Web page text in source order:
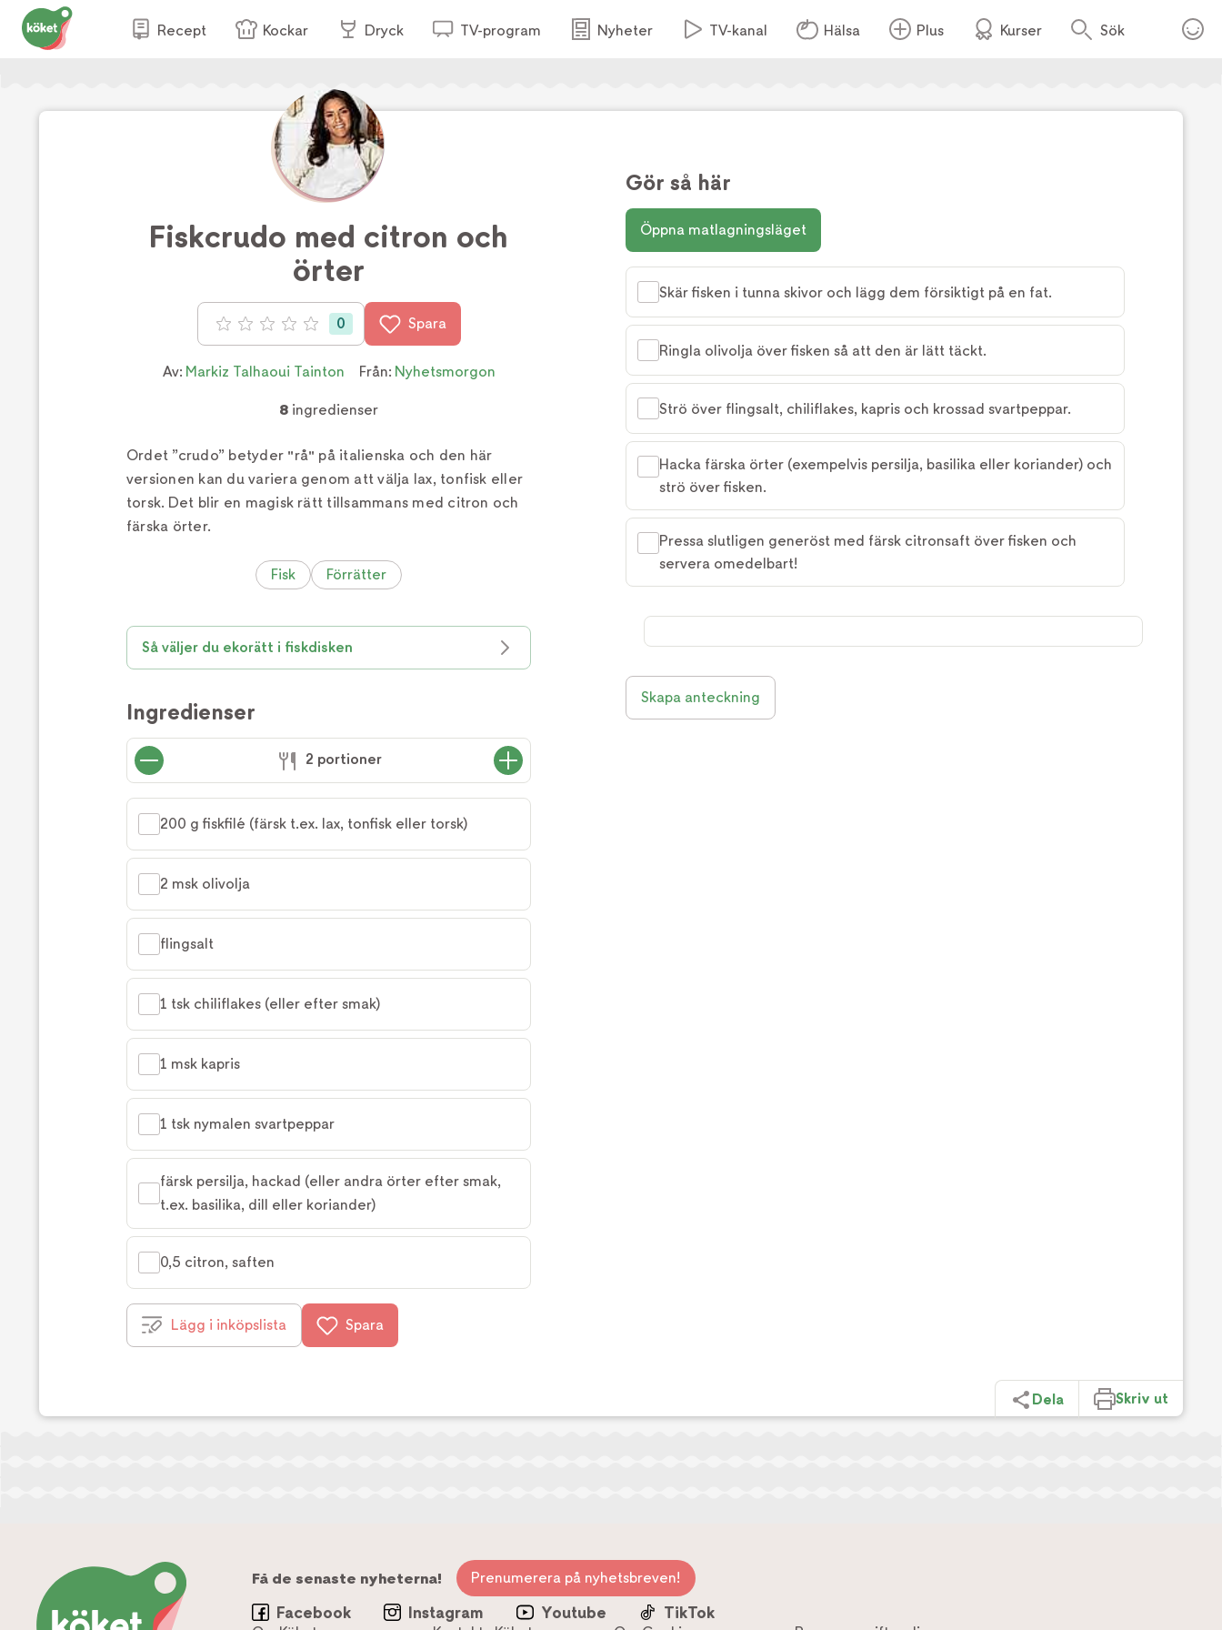
Recept Kockar Dryck TV-program Nyheter TV-kanal Hälsa Plus Kurser Sök
Fiskcrudo med citron och
örter
Betyg: 0 av 5 0 Spara
Av: Markiz Talhaoui Tainton Från: Nyhetsmorgon
8 ingredienser
Ordet ”crudo” betyder "rå" på italienska och den här
versionen kan du variera genom att välja lax, tonfisk eller
torsk. Det blir en magisk rätt tillsammans med citron och
färska örter.
Fisk Förrätter
Så väljer du ekorätt i fiskdisken
Ingredienser
2 portioner
200 g fiskfilé (färsk t.ex. lax, tonfisk eller torsk)
2 msk olivolja
flingsalt
1 tsk chiliflakes (eller efter smak)
1 msk kapris
1 tsk nymalen svartpeppar
färsk persilja, hackad (eller andra örter efter smak,
t.ex. basilika, dill eller koriander)
0,5 citron, saften
Lägg i inköpslista Spara
Gör så här
Öppna matlagningsläget
Skär fisken i tunna skivor och lägg dem försiktigt på en fat.
Ringla olivolja över fisken så att den är lätt täckt.
Strö över flingsalt, chiliflakes, kapris och krossad svartpeppar.
Hacka färska örter (exempelvis persilja, basilika eller koriander) och
strö över fisken.
Pressa slutligen generöst med färsk citronsaft över fisken och
servera omedelbart!
Skapa anteckning
Dela Skriv ut
Få de senaste nyheterna! Prenumerera på nyhetsbreven!
Facebook Instagram Youtube TikTok